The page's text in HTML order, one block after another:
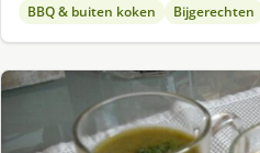
BBQ & buiten koken Bijgerechten